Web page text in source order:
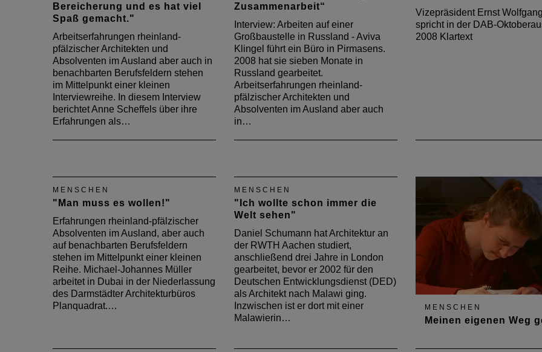
Bereicherung und es hat viel
Spaß gemacht."
Arbeitserfahrungen rheinland-
pfälzischer Architekten und
Absolventen im Ausland aber auch in
benachbarten Berufsfeldern stehen
im Mittelpunkt einer kleinen
Interviewreihe. In diesem Interview
berichtet Anne Scheffels über ihre
Erfahrungen als…
Zusammenarbeit“
Interview: Arbeiten auf einer
Großbaustelle in Russland - Aviva
Klingel führt ein Büro in Pirmasens.
2008 hat sie sieben Monate in
Russland gearbeitet.
Arbeitserfahrungen rheinland-
pfälzischer Architekten und
Absolventen im Ausland aber auch
in…
Vizepräsident Ernst
spricht in der DAB-
2008 Klartext
MENSCHEN
"Man muss es wollen!"
Erfahrungen rheinland-pfälzischer
Absolventen im Ausland, aber auch
auf benachbarten Berufsfeldern
stehen im Mittelpunkt einer kleinen
Reihe. Michael-Johannes Müller
arbeitet in Dubai in der Niederlassung
des Darmstädter Architekturbüros
Planquadrat.…
MENSCHEN
"Ich wollte schon immer die
Welt sehen"
Daniel Schumann hat Architektur an
der RWTH Aachen studiert,
anschließend drei Jahre in London
gearbeitet, bevor er 2002 für den
Deutschen Entwicklungsdienst (DED)
als Architekt nach Malawi ging.
Inzwischen ist er dort mit einer
Malawierin…
MENSCHEN
Meinen eigenen Weg